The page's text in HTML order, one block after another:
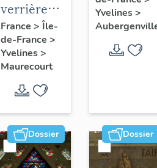
verrières
(7)
France > Île-
de-France >
Yvelines>
Maurecourt
Yvelines>
Dossier Dossier